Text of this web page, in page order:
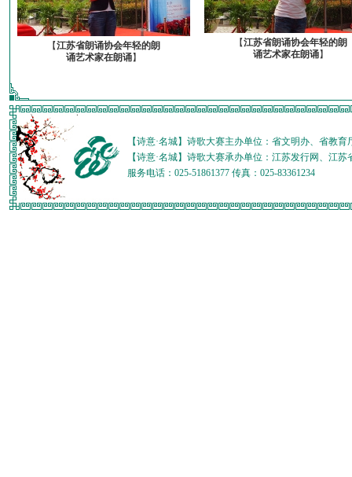
【江苏省朗诵协会年轻的朗
诵艺术家在朗诵】
【江苏省朗诵协会年轻的朗
诵艺术家在朗诵】
【诗意·名城】诗歌大赛主办单位：省文明办、省教
【诗意·名城】诗歌大赛承办单位：江苏发行网、江
服务电话：025-51861377 传真：025-83361234